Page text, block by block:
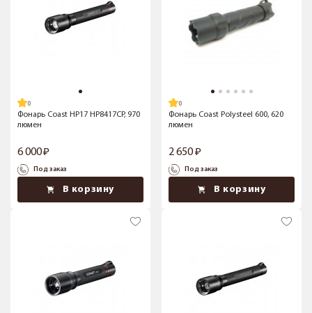
Фонарь Coast HP17 HP8417CP, 970
люмен
6 000
Под заказ
В корзину
Фонарь Coast Polysteel 600, 620
люмен
2 650
Под заказ
В корзину